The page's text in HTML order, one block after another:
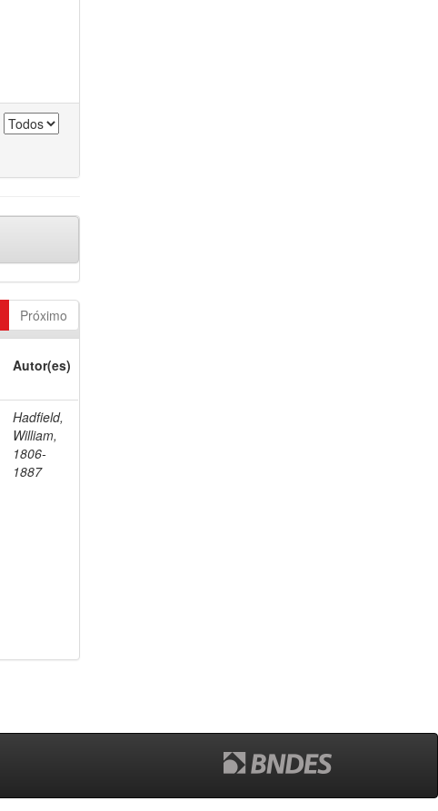
Próximo
Autor(es)
Hadfield,
William,
1806-
1887